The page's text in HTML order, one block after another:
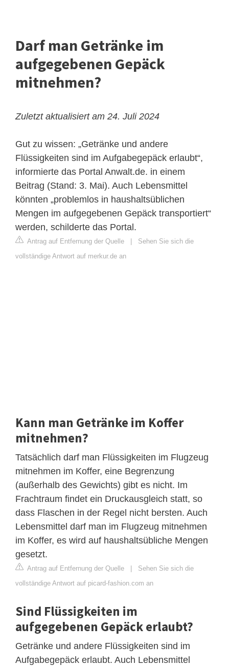
Darf man Getränke im
aufgegebenen Gepäck
mitnehmen?
Zuletzt aktualisiert am 24. Juli 2024
Gut zu wissen: „Getränke und andere
Flüssigkeiten sind im Aufgabegepäck erlaubt“,
informierte das Portal Anwalt.de. in einem
Beitrag (Stand: 3. Mai). Auch Lebensmittel
könnten „problemlos in haushaltsüblichen
Mengen im aufgegebenen Gepäck transportiert“
werden, schilderte das Portal.
Antrag auf Entfernung der Quelle
Sehen Sie sich die
vollständige Antwort auf merkur.de an
Kann man Getränke im Koffer
mitnehmen?
Tatsächlich darf man Flüssigkeiten im Flugzeug
mitnehmen im Koffer, eine Begrenzung
(außerhalb des Gewichts) gibt es nicht. Im
Frachtraum findet ein Druckausgleich statt, so
dass Flaschen in der Regel nicht bersten. Auch
Lebensmittel darf man im Flugzeug mitnehmen
im Koffer, es wird auf haushaltsübliche Mengen
gesetzt.
Antrag auf Entfernung der Quelle
Sehen Sie sich die
vollständige Antwort auf picard-fashion.com an
Sind Flüssigkeiten im
aufgegebenen Gepäck erlaubt?
Getränke und andere Flüssigkeiten sind im
Aufgabegepäck erlaubt. Auch Lebensmittel